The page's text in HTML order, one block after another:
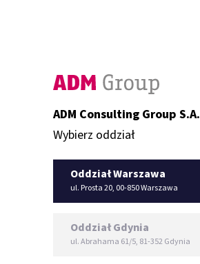
ADM Consulting Group S.A.
Wybierz oddział
Oddział Warszawa
ul. Prosta 20, 00-850 Warszawa
Oddział Gdynia
ul. Abrahama 61/5, 81-352 Gdynia